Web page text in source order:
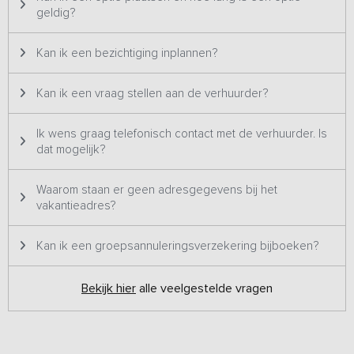
geldig?
Kan ik een bezichtiging inplannen?
Kan ik een vraag stellen aan de verhuurder?
Ik wens graag telefonisch contact met de verhuurder. Is
dat mogelijk?
Waarom staan er geen adresgegevens bij het
vakantieadres?
Kan ik een groepsannuleringsverzekering bijboeken?
Bekijk hier alle veelgestelde vragen